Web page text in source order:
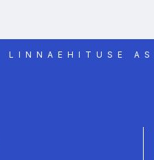
LINNAEHITUSE AS